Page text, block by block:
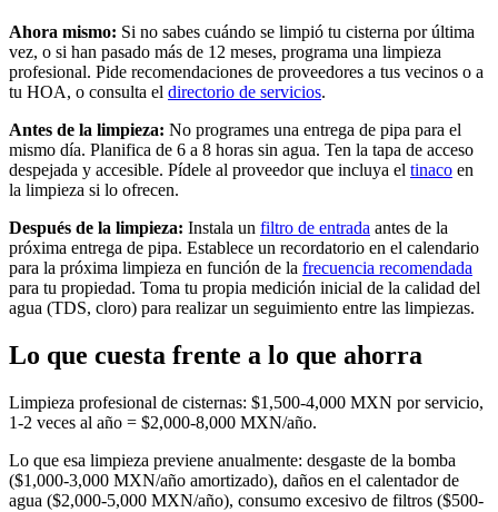
Ahora mismo: Si no sabes cuándo se limpió tu cisterna por última
vez, o si han pasado más de 12 meses, programa una limpieza
profesional. Pide recomendaciones de proveedores a tus vecinos o a
tu HOA, o consulta el directorio de servicios.
Antes de la limpieza: No programes una entrega de pipa para el
mismo día. Planifica de 6 a 8 horas sin agua. Ten la tapa de acceso
despejada y accesible. Pídele al proveedor que incluya el tinaco en
la limpieza si lo ofrecen.
Después de la limpieza: Instala un filtro de entrada antes de la
próxima entrega de pipa. Establece un recordatorio en el calendario
para la próxima limpieza en función de la frecuencia recomendada
para tu propiedad. Toma tu propia medición inicial de la calidad del
agua (TDS, cloro) para realizar un seguimiento entre las limpiezas.
Lo que cuesta frente a lo que ahorra
Limpieza profesional de cisternas: $1,500-4,000 MXN por servicio,
1-2 veces al año = $2,000-8,000 MXN/año.
Lo que esa limpieza previene anualmente: desgaste de la bomba
($1,000-3,000 MXN/año amortizado), daños en el calentador de
agua ($2,000-5,000 MXN/año), consumo excesivo de filtros ($500-